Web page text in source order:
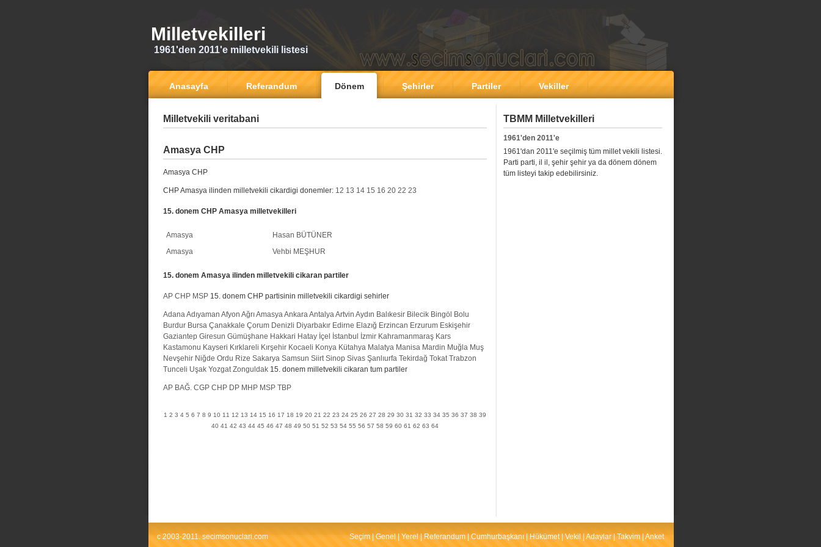
Milletvekilleri
1961'den 2011'e milletvekili listesi
Anasayfa Referandum Dönem Şehirler Partiler Vekiller
Milletvekili veritabani
Amasya CHP
Amasya CHP
CHP Amasya ilinden milletvekili cikardigi donemler: 12 13 14 15 16 20 22 23
15. donem CHP Amasya milletvekilleri
Amasya
Hasan BÜTÜNER
Amasya
Vehbi MEŞHUR
15. donem Amasya ilinden milletvekili cikaran partiler
AP CHP MSP 15. donem CHP partisinin milletvekili cikardigi sehirler
AdanaAdıyaman Afyon AğrıAmasyaAnkaraAntalyaArtvin Aydın Balıkesir Bilecik Bingöl Bolu
Burdur Bursa Çanakkale Çorum Denizli Diyarbakır Edirne Elazığ Erzincan Erzurum Eskişehir
Gaziantep Giresun Gümüşhane Hakkari Hatay İçel İstanbul İzmir Kahramanmaraş Kars
Kastamonu Kayseri Kırklareli Kırşehir Kocaeli Konya Kütahya Malatya Manisa Mardin Muğla Muş
Nevşehir Niğde Ordu Rize Sakarya Samsun Siirt Sinop Sivas Şanlıurfa Tekirdağ Tokat Trabzon
Tunceli Uşak Yozgat Zonguldak 15. donem milletvekili cikaran tum partiler
AP BAĞ. CGP CHP DP MHP MSP TBP
1 2 3 4 5 6 7 8 9 10 11 12 13 14 15 16 17 18 19 20 21 22 23 24 25 26 27 28 29 30 31 32 33 34 35 36 37 38 39
40 41 42 43 44 45 46 47 48 49 50 51 52 53 54 55 56 57 58 59 60 61 62 63 64
TBMM Milletvekilleri
1961'den 2011'e
1961'dan 2011'e seçilmiş tüm millet vekili listesi.
Parti parti, il il, şehir şehir ya da dönem dönem
tüm listeyi takip edebilirsiniz.
c 2003-2011. secimsonuclari.com Seçim Genel Yerel Referandum Cumhurbaşkanı Hükümet| Vekil Adaylar Takvim Anket